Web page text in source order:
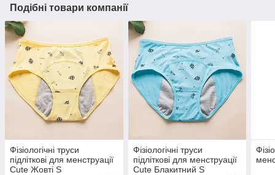
Подібні товари компанії
Фізіологічні труси
підліткові для менструації
Cute Жовті S
Фізіологічні труси
підліткові для менструації
Cute Блакитний S